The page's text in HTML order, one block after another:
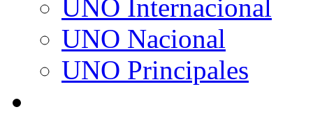
UNO Internacional
UNO Nacional
UNO Principales